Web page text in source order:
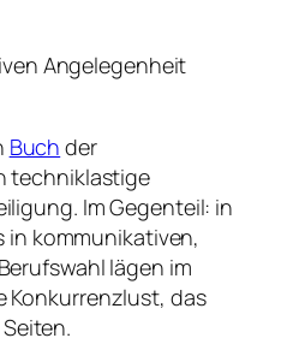
Angelegenheit
Buch der
techniklastige
Im Gegenteil: in
in kommunikativen,
lägen im
Konkurrenzlust, das